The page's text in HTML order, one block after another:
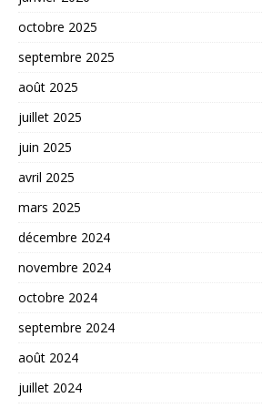
octobre 2025
septembre 2025
août 2025
juillet 2025
juin 2025
avril 2025
mars 2025
décembre 2024
novembre 2024
octobre 2024
septembre 2024
août 2024
juillet 2024